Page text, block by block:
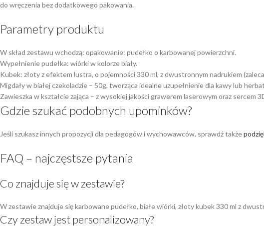
do wręczenia bez dodatkowego pakowania.
Parametry produktu
W skład zestawu wchodzą: opakowanie: pudełko o karbowanej powierzchni.
Wypełnienie pudełka: wiórki w kolorze biały.
Kubek: złoty z efektem lustra, o pojemności 330 ml, z dwustronnym nadrukiem
Migdały w białej czekoladzie – 50g, tworząca idealne uzupełnienie dla kawy lub
Zawieszka w kształcie zająca – z wysokiej jakości grawerem laserowym oraz sercem
Gdzie szukać podobnych upominków?
Jeśli szukasz innych propozycji dla pedagogów i wychowawców, sprawdź także
FAQ – najczęstsze pytania
Co znajduje się w zestawie?
W zestawie znajduje się karbowane pudełko, białe wiórki, złoty kubek 330 ml z
Czy zestaw jest personalizowany?